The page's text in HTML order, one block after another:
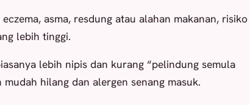
asma, resdung atau alahan makanan, risiko
lebih tinggi.
lebih nipis dan kurang “pelindung semula
hilang dan alergen senang masuk.